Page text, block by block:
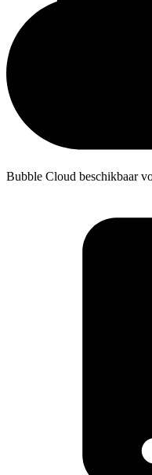
Bubble Cloud beschikbaar